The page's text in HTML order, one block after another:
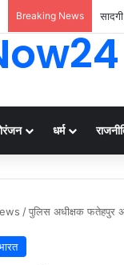
Breaking News
धर्म
/पुलिस अधीक्षक फतेहपुर